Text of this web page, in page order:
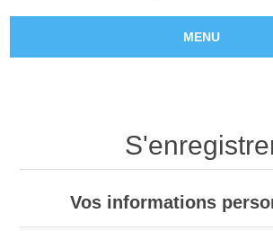
MENU
Vos informations